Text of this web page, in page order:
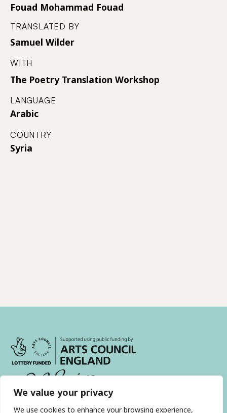
We value your privacy
We use cookies to enhance your browsing experience,
Fouad Mohammad Fouad
TRANSLATED BY
Samuel Wilder
WITH
The Poetry Translation Workshop
LANGUAGE
Arabic
COUNTRY
Syria